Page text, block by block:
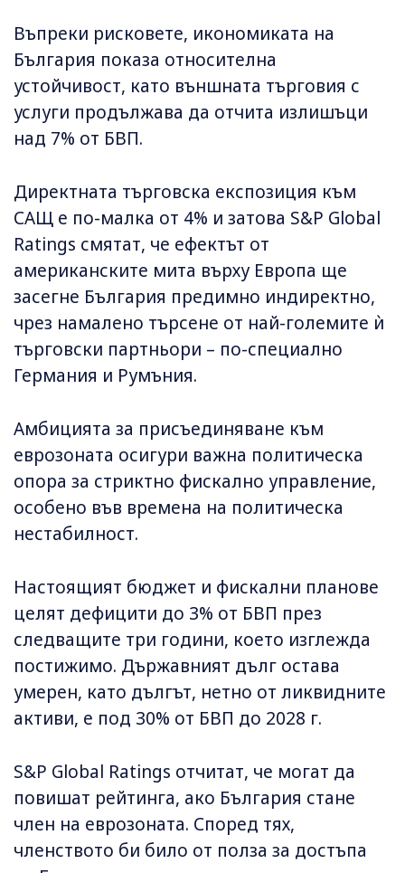
Въпреки рисковете, икономиката на
България показа относителна
устойчивост, като външната търговия с
услуги продължава да отчита излишъци
над 7% от БВП.
Директната търговска експозиция към
САЩ е по-малка от 4% и затова S&P Global
Ratings смятат, че ефектът от
американските мита върху Европа ще
засегне България предимно индиректно,
чрез намалено търсене от най-големите ѝ
търговски партньори – по-специално
Германия и Румъния.
Амбицията за присъединяване към
еврозоната осигури важна политическа
опора за стриктно фискално управление,
особено във времена на политическа
нестабилност.
Настоящият бюджет и фискални планове
целят дефицити до 3% от БВП през
следващите три години, което изглежда
постижимо. Държавният дълг остава
умерен, като дългът, нетно от ликвидните
активи, е под 30% от БВП до 2028 г.
S&P Global Ratings отчитат, че могат да
повишат рейтинга, ако България стане
член на еврозоната. Според тях,
членството би било от полза за достъпа